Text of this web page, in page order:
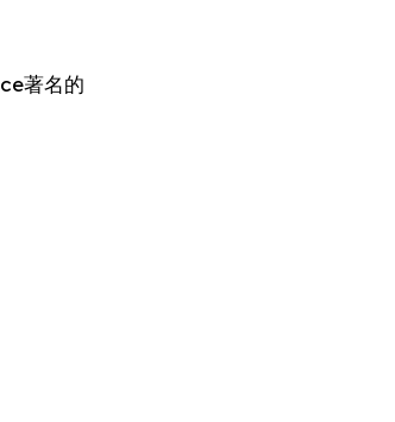
著名的